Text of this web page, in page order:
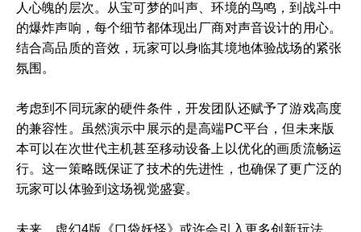
人心魄的层次。从宝可梦的叫声、环境的鸟鸣，到战斗中
的爆炸声响，每个细节都体现出厂商对声音设计的用心。
结合高品质的音效，玩家可以身临其境地体验战场的紧张
氛围。
考虑到不同玩家的硬件条件，开发团队还赋予了游戏高度
的兼容性。虽然演示中展示的是高端PC平台，但未来版
本可以在次世代主机甚至移动设备上以优化的画质流畅运
行。这一策略既保证了技术的先进性，也确保了更广泛的
玩家可以体验到这场视觉盛宴。
未来，虚幻4版《口袋妖怪》或许会引入更多创新玩法。